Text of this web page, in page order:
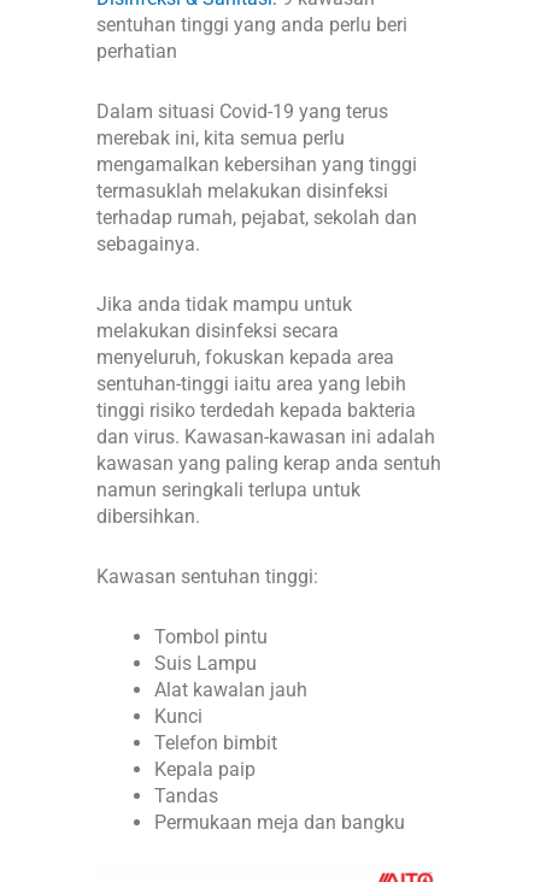
sentuhan tinggi yang anda perlu beri
perhatian
Dalam situasi Covid-19 yang terus
merebak ini, kita semua perlu
mengamalkan kebersihan yang tinggi
termasuklah melakukan disinfeksi
terhadap rumah, pejabat, sekolah dan
sebagainya.
Jika anda tidak mampu untuk
melakukan disinfeksi secara
menyeluruh, fokuskan kepada area
sentuhan-tinggi iaitu area yang lebih
tinggi risiko terdedah kepada bakteria
dan virus. Kawasan-kawasan ini adalah
kawasan yang paling kerap anda sentuh
namun seringkali terlupa untuk
dibersihkan.
Kawasan sentuhan tinggi:
Tombol pintu
Suis Lampu
Alat kawalan jauh
Kunci
Telefon bimbit
Kepala paip
Tandas
Permukaan meja dan bangku